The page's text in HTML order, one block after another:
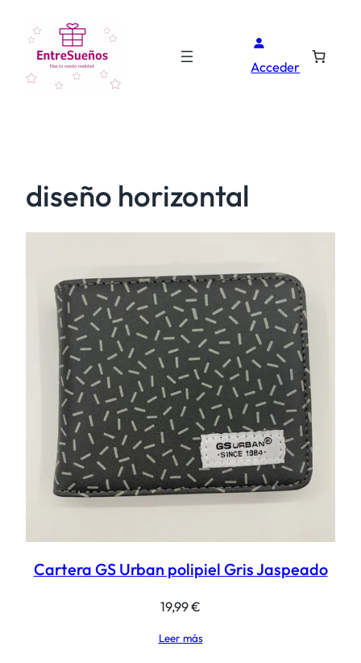
Acceder
diseño horizontal
Cartera GS Urban polipiel Gris Jaspeado
19,99€
Leer más